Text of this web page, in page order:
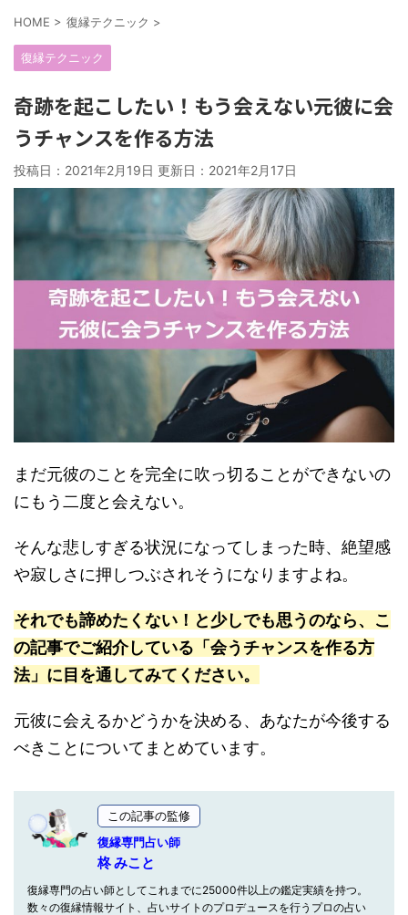
HOME > 復縁テクニック >
復縁テクニック
奇跡を起こしたい！もう会えない元彼に会
うチャンスを作る方法
投稿日：2021年2月19日 更新日： 2021年2月17日
まだ元彼のことを完全に吹っ切ることができないの
にもう二度と会えない。
そんな悲しすぎる状況になってしまった時、絶望感
や寂しさに押しつぶされそうになりますよね。
それでも諦めたくない！と少しでも思うのなら、こ
の記事でご紹介している「会うチャンスを作る方
法」に目を通してみてください。
元彼に会えるかどうかを決める、あなたが今後する
べきことについてまとめています。
この記事の監修
復縁専門占い師
柊 みこと
復縁専門の占い師としてこれまでに25000件以上の鑑定実績を持つ。
数々の復縁情報サイト、占いサイトのプロデュースを行うプロの占い